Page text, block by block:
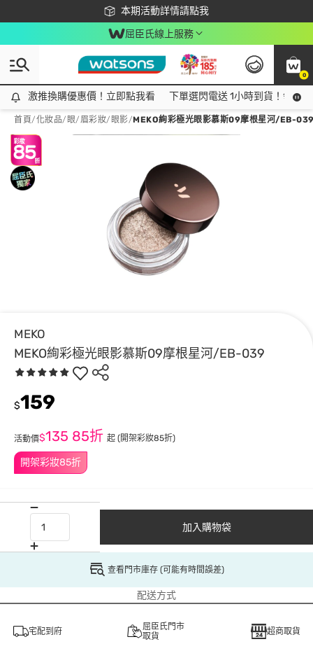
本期活動詳情請點我
下載app最高回饋$350
屈臣氏線上服務
0
激推換購優惠價！立即點我看
激推換購優惠價！立即點我看 下單選閃電送 1小時到貨！領神
首頁/化妝品/ 眼/眉彩妝/ 眼影/MEKO絢彩極光眼影慕斯09摩根星河/EB-
MEKO
MEKO絢彩極光眼影慕斯09摩根星河/EB-039
開架彩妝85折
$159
活動價$135 85折 起 (開架彩妝85折)
加入購物袋
查看門市庫存 (可能有時間誤差)
配送方式
宅配到府
屈臣氏門市
取貨
超商取貨